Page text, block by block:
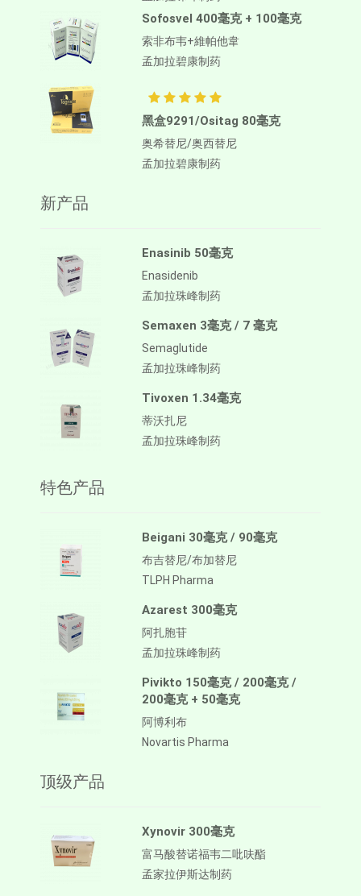
Sofosvel 400毫克 + 100毫克
索非布韦+維帕他韋
孟加拉碧康制药
黑盒9291/Ositag 80毫克
奥希替尼/奥西替尼
孟加拉碧康制药
新产品
Enasinib 50毫克
Enasidenib
孟加拉珠峰制药
Semaxen 3毫克 / 7 毫克
Semaglutide
孟加拉珠峰制药
Tivoxen 1.34毫克
蒂沃扎尼
孟加拉珠峰制药
特色产品
Beigani 30毫克 / 90毫克
布吉替尼/布加替尼
TLPH Pharma
Azarest 300毫克
阿扎胞苷
孟加拉珠峰制药
Pivikto 150毫克 / 200毫克 /
200毫克 + 50毫克
阿博利布
Novartis Pharma
顶级产品
Xynovir 300毫克
富马酸替诺福韦二吡呋酯
孟家拉伊斯达制药